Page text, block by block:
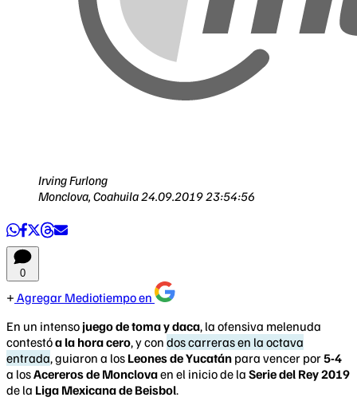
Irving Furlong
Monclova, Coahuila24.09.2019 23:54:56
0
Agregar Mediotiempo en
En un intenso juego de toma y daca, la ofensiva melenuda
contestóa la hora cero, y con dos carreras en la octava
entrada, guiaron a los Leones de Yucatán para vencer por5-4
a losAcereros de Monclovaen el inicio de la Serie del Rey 2019
de la Liga Mexicana de Beisbol.